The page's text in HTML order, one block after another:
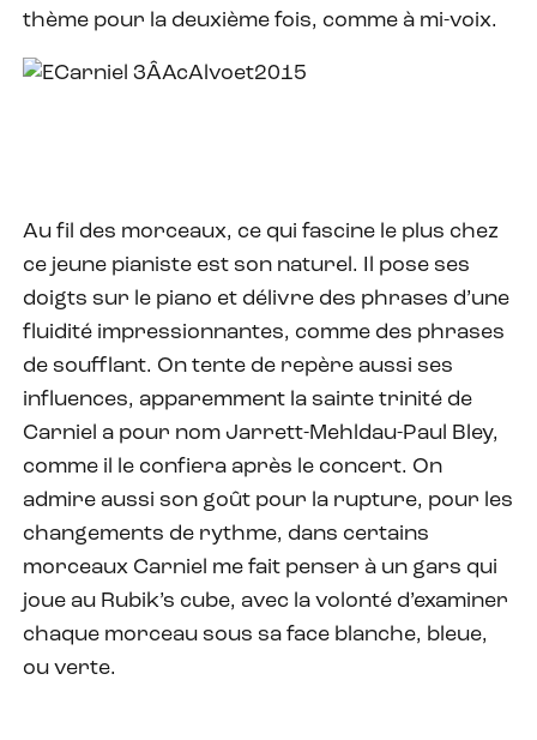
thème pour la deuxième fois, comme à mi-voix.
Au fil des morceaux, ce qui fascine le plus chez
ce jeune pianiste est son naturel. Il pose ses
doigts sur le piano et délivre des phrases d’une
fluidité impressionnantes, comme des phrases
de soufflant. On tente de repère aussi ses
influences, apparemment la sainte trinité de
Carniel a pour nom Jarrett-Mehldau-Paul Bley,
comme il le confiera après le concert. On
admire aussi son goût pour la rupture, pour les
changements de rythme, dans certains
morceaux Carniel me fait penser à un gars qui
joue au Rubik’s cube, avec la volonté d’examiner
chaque morceau sous sa face blanche, bleue,
ou verte.